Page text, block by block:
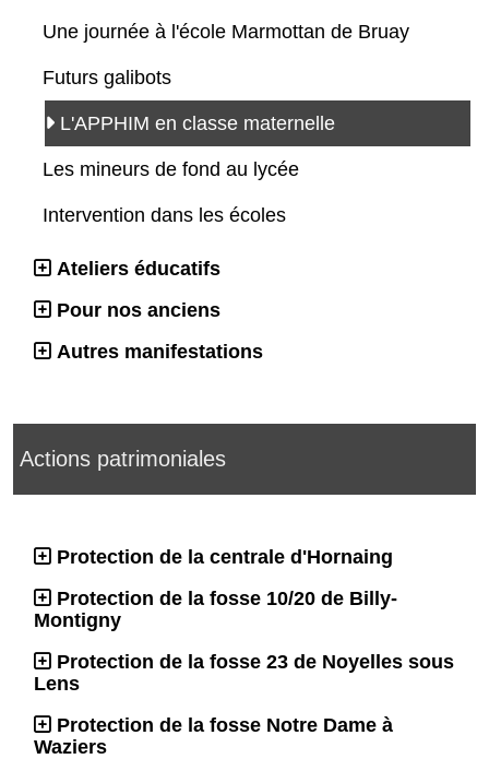
Une journée à l'école Marmottan de Bruay
Futurs galibots
L'APPHIM en classe maternelle
Les mineurs de fond au lycée
Intervention dans les écoles
Ateliers éducatifs
Pour nos anciens
Autres manifestations
Actions patrimoniales
Protection de la centrale d'Hornaing
Protection de la fosse 10/20 de Billy-
Montigny
Protection de la fosse 23 de Noyelles sous
Lens
Protection de la fosse Notre Dame à
Waziers